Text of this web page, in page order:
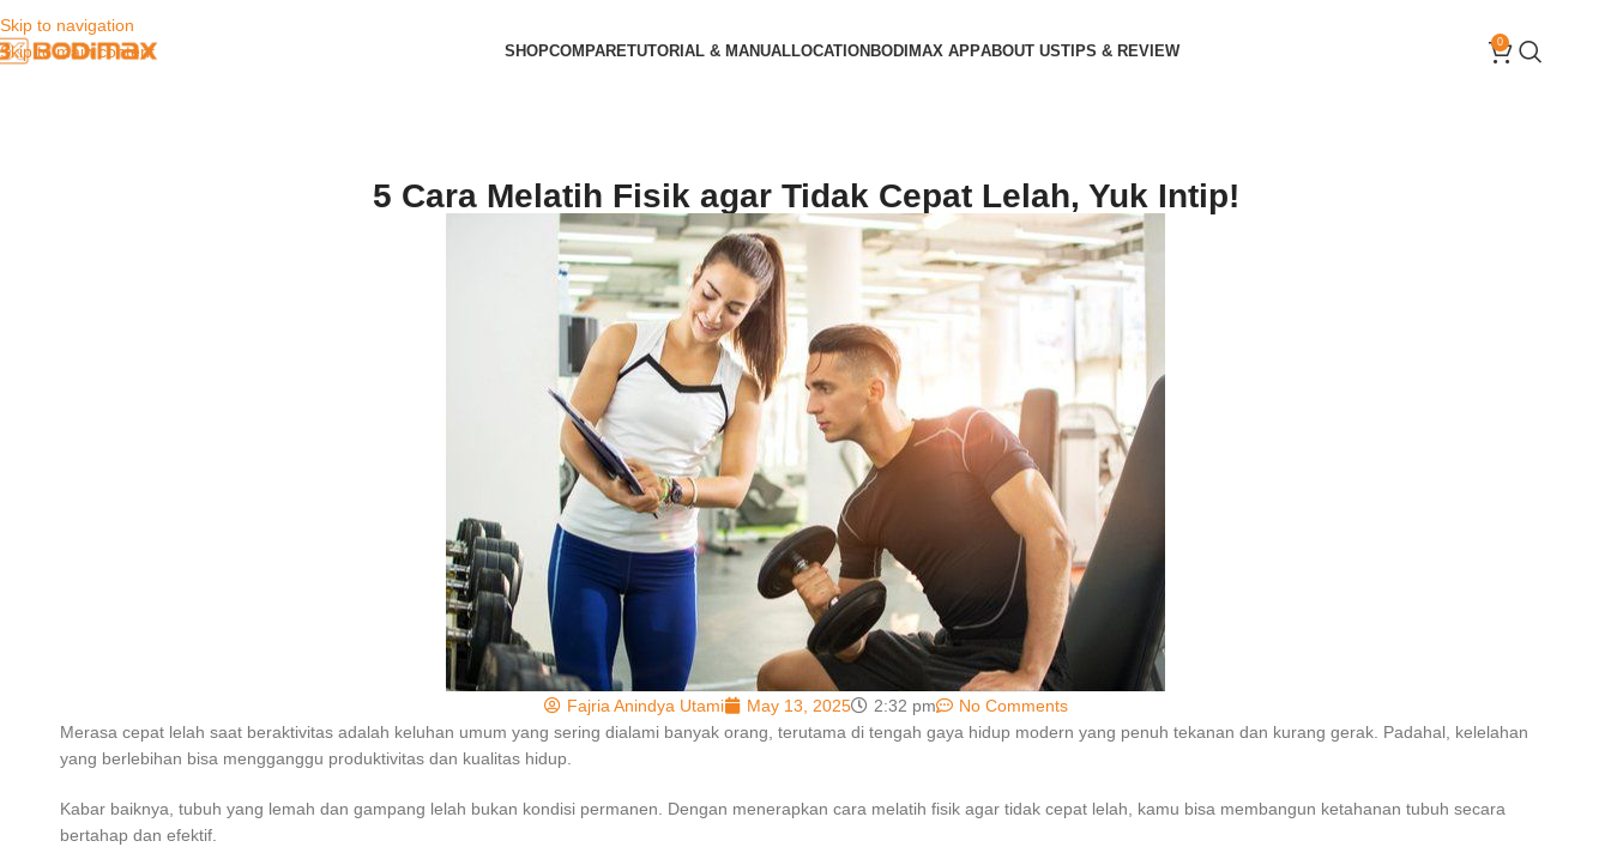
Skip to navigation
Skip to main content
SHOPCOMPARETUTORIAL & MANUALLOCATIONBODIMAX APPABOUT USTIPS & REVIEW 0
5 Cara Melatih Fisik agar Tidak Cepat Lelah, Yuk Intip!
Fajria Anindya Utami May 13, 2025 2:32 pm
No Comments
Merasa cepat lelah saat beraktivitas adalah keluhan umum yang sering dialami banyak orang, terutama di tengah gaya hidup modern yang penuh tekanan dan kurang gerak. Padahal, kelelahan
yang berlebihan bisa mengganggu produktivitas dan kualitas hidup.
Kabar baiknya, tubuh yang lemah dan gampang lelah bukan kondisi permanen. Dengan menerapkan cara melatih fisik agar tidak cepat lelah, kamu bisa membangun ketahanan tubuh secara
bertahap dan efektif.